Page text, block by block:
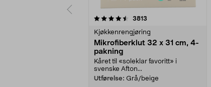
3813
Kjøkkenrengjøring
Mikrofiberklut 32 x 31 cm, 4-
pakning
Kåret til «soleklar favoritt» i
svenske Afton...
Utførelse: Grå/beige
4.5av 5 stjerner